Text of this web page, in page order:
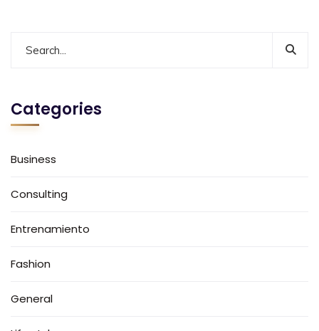
Categories
Business
Consulting
Entrenamiento
Fashion
General